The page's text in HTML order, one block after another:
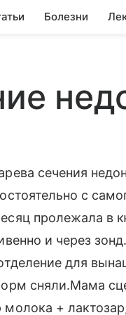
Болезни
сечения
с
пролежала в
и через
для
сняли.Мама
+